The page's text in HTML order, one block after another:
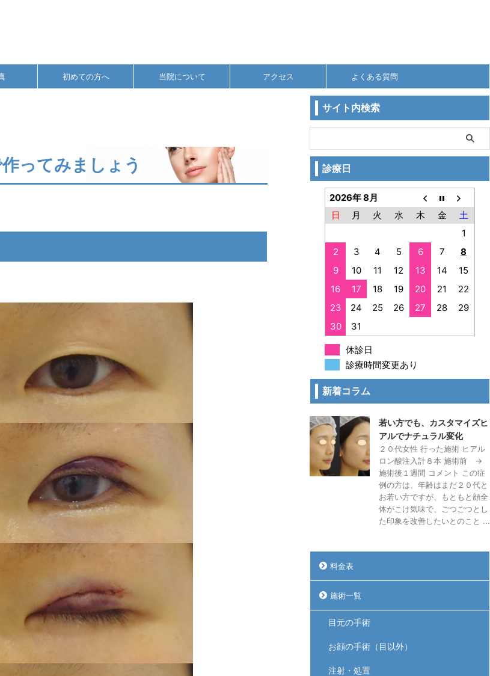
初めての方へ 当院について アクセス よくある質問
ってみましょう
サイト内検索
診療日
2026年 8月
日
月 火 水 木 金
土
1
2
3 4 5 6 7
8
9
10 11 12 13 14
15
16
17 18 19 20 21
22
23
24 25 26 27 28
29
30
31
休診日
診療時間変更あり
新着コラム
若い方でも、カスタマイズヒ
アルでナチュラル変化
２０代女性 行った施術 ヒアル
ロン酸注入計８本 施術前 →
施術後１週間 コメント この症
例の方は、年齢はまだ２０代と
お若い方ですが、もともと顔全
体がこけ気味で、ごつごつとし
た印象を改善したいとのこと ...
料金表
施術一覧
目元の手術
お顔の手術（目以外）
注射・処置